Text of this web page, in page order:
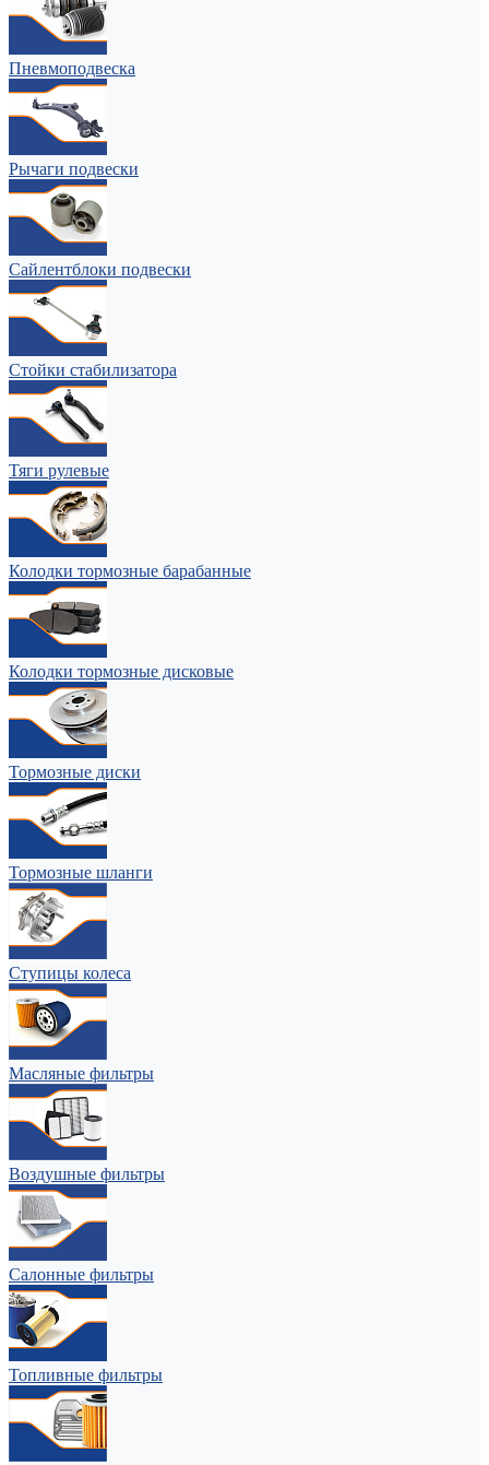
Пневмоподвеска
Рычаги подвески
Сайлентблоки подвески
Стойки стабилизатора
Тяги рулевые
Колодки тормозные барабанные
Колодки тормозные дисковые
Тормозные диски
Тормозные шланги
Ступицы колеса
Масляные фильтры
Воздушные фильтры
Салонные фильтры
Топливные фильтры